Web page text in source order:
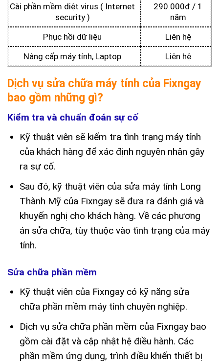
Cài phần mềm diệt virus ( Internet
security )
290.000đ / 1
năm
Phục hồi dữ liệu
Liên hệ
Nâng cấp máy tính, Laptop
Liên hệ
Dịch vụ sửa chữa máy tính của Fixngay
bao gồm những gì?
Kiểm tra và chuẩn đoán sự cố
Kỹ thuật viên sẽ kiểm tra tình trạng máy tính
của khách hàng để xác định nguyên nhân gây
ra sự cố.
Sau đó, kỹ thuật viên của sửa máy tính Long
Thành Mỹ của Fixngay sẽ đưa ra đánh giá và
khuyến nghị cho khách hàng. Về các phương
án sửa chữa, tùy thuộc vào tình trạng của máy
tính.
Sửa chữa phần mềm
Kỹ thuật viên của Fixngay có kỹ năng sửa
chữa phần mềm máy tính chuyên nghiệp.
Dịch vụ sửa chữa phần mềm của Fixngay bao
gồm cài đặt và cập nhật hệ điều hành. Các
phần mềm ứng dụng, trình điều khiển thiết bị